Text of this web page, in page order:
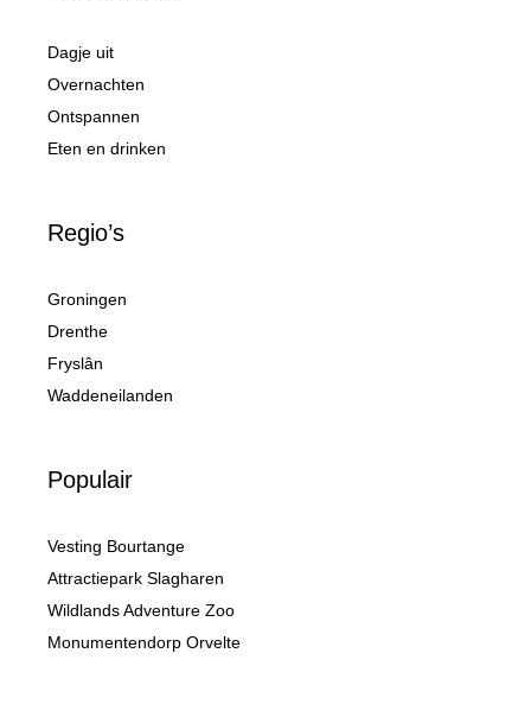
Dagje uit
Overnachten
Ontspannen
Eten en drinken
Regio’s
Groningen
Drenthe
Fryslân
Waddeneilanden
Populair
Vesting Bourtange
Attractiepark Slagharen
Wildlands Adventure Zoo
Monumentendorp Orvelte